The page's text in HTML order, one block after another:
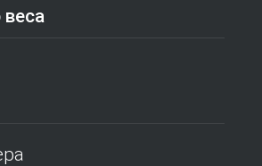
веса